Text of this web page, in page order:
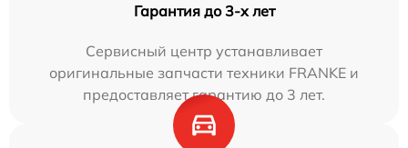
Гарантия до 3-х лет
Сервисный центр устанавливает
оригинальные запчасти техники FRANKE и
предоставляет гарантию до 3 лет.